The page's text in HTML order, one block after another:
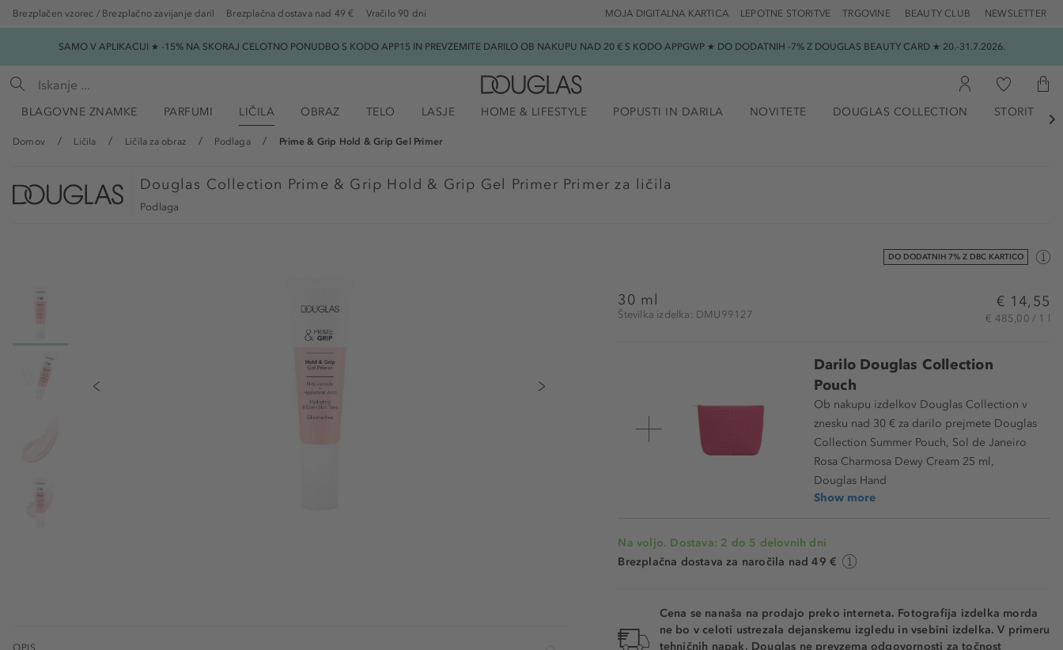
Brezplačen vzorec / Brezplačno zavijanje daril Brezplačna dostava nad 49 € Vračilo 90 dni TRGOVINE BEAUTY CLUB NEWSLETTER
LEPOTNE STORITVE
MOJA DIGITALNA KARTICA
SAMO V APLIKACIJI ★ -15% NA SKORAJ CELOTNO PONUDBO S KODO APP15 IN PREVZEMITE DARILO OB NAKUPU NAD 20 € S KODO APPGWP ★ DO DODATNIH -7% Z DOUGLAS BEAUTY CARD ★ 20.-31.7.2026.
BLAGOVNE ZNAMKE PARFUMI LIČILA OBRAZ TELO LASJE HOME & LIFESTYLE POPUSTI IN DARILA NOVITETE DOUGLAS COLLECTION STORITVE

Domov Ličila Ličila za obraz Podlaga Prime & Grip Hold & Grip Gel Primer
Douglas Collection Prime & Grip Hold & Grip Gel Primer Primer za ličila
Podlaga
DO DODATNIH 7% Z DBC KARTICO
30 ml
Številka izdelka: DMU99127
€ 14,55
€ 485,00 / 1 l
Darilo Douglas Collection
Pouch
Ob nakupu izdelkov Douglas Collection v
znesku nad 30 € za darilo prejmete Douglas
Collection Summer Pouch, Sol de Janeiro
Rosa Charmosa Dewy Cream 25 ml,
Douglas Hand
Show more
Na voljo. Dostava: 2 do 5 delovnih dni
Brezplačna dostava za naročila nad 49 €
Cena se nanaša na prodajo preko interneta. Fotografija izdelka morda
ne bo v celoti ustrezala dejanskemu izgledu in vsebini izdelka. V primeru
tehničnih napak, Douglas ne prevzema odgovornosti za točnost
OPIS